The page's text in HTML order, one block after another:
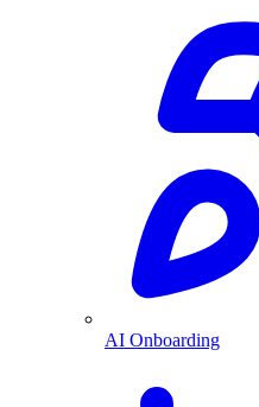
AI Onboarding